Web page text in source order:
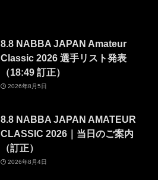
8.8 NABBA JAPAN Amateur
Classic 2026 選手リスト発表
（18:49 訂正）
2026年8月5日
8.8 NABBA JAPAN AMATEUR
CLASSIC 2026｜当日のご案内
（訂正）
2026年8月4日